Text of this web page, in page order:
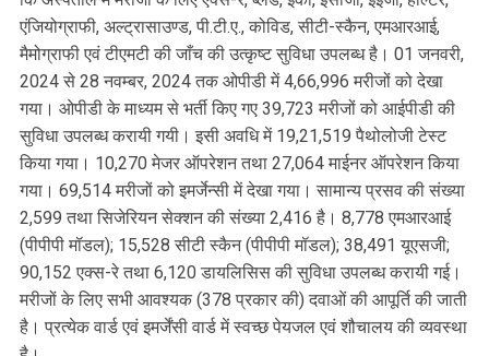
एंजियोग्राफी, अल्ट्रासाउण्ड, पी.टी.ए., कोविड, सीटी-स्कैन, एमआरआई,
मैमोग्राफी एवं टीएमटी की जाँच की उत्कृष्ट सुविधा उपलब्ध है। 01 जनवरी,
2024 से 28 नवम्बर, 2024 तक ओपीडी में 4,66,996 मरीजों को देखा
गया। ओपीडी के माध्यम से भर्ती किए गए 39,723 मरीजों को आईपीडी की
सुविधा उपलब्ध करायी गयी। इसी अवधि में 19,21,519 पैथोलोजी टेस्ट
किया गया। 10,270 मेजर ऑपरेशन तथा 27,064 माईनर ऑपरेशन किया
गया। 69,514 मरीजों को इमर्जेन्सी में देखा गया। सामान्य प्रसव की संख्या
2,599 तथा सिजेरियन सेक्शन की संख्या 2,416 है। 8,778 एमआरआई
(पीपीपी मॉडल); 15,528 सीटी स्कैन (पीपीपी मॉडल); 38,491 यूएसजी;
90,152 एक्स-रे तथा 6,120 डायलिसिस की सुविधा उपलब्ध करायी गई।
मरीजों के लिए सभी आवश्यक (378 प्रकार की) दवाओं की आपूर्ति की जाती
है। प्रत्येक वार्ड एवं इमर्जेंसी वार्ड में स्वच्छ पेयजल एवं शौचालय की व्यवस्था